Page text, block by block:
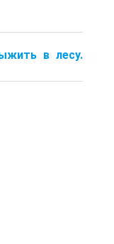
в лесу.